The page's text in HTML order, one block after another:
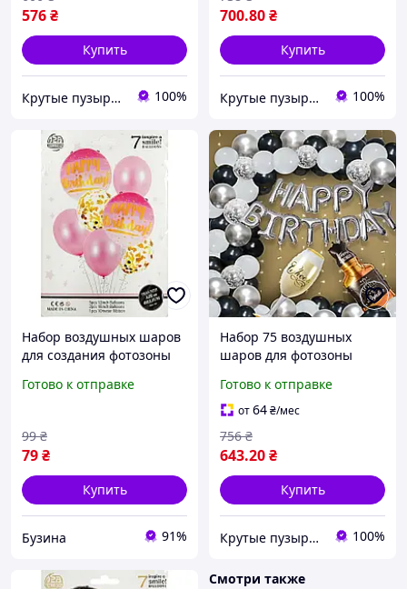
576₴
Купить
Крутые пузыри - праздник на максимум 100%
700.80₴
Купить
Крутые пузыри - праздник на максимум 100%
Набор воздушных шаров
для создания фотозоны
шт buzyna
Готово к отправке
79₴
99 ₴
Купить
Бузина 91%
Набор 75 воздушных
шаров для фотозоны
бокалом и виски Серебро
и черный
Готово к отправке
от64₴/мес
643.20₴
756 ₴
Купить
Крутые пузыри - праздник на максимум 100%
Смотри также